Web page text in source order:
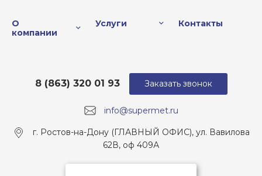
О
компании
Услуги Контакты
info@supermet.ru
8 (863) 320 01 93
г. Ростов-на-Дону (ГЛАВНЫЙ ОФИС), ул. Вавилова
62В, оф 409А
Заказать звонок